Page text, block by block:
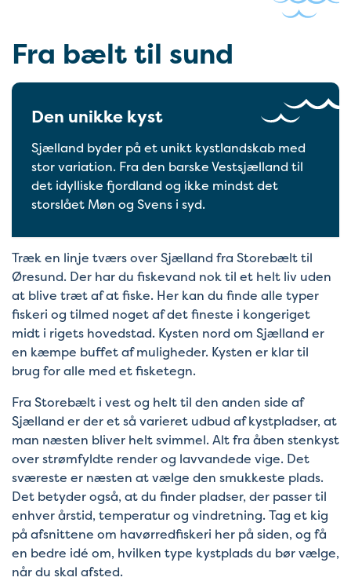
Fra bælt til sund
Den unikke kyst
Sjælland byder på et unikt kystlandskab med
stor variation. Fra den barske Vestsjælland til
det idylliske fjordland og ikke mindst det
storslået Møn og Svens i syd.
Træk en linje tværs over Sjælland fra Storebælt til
Øresund. Der har du fiskevand nok til et helt liv uden
at blive træt af at fiske. Her kan du finde alle typer
fiskeri og tilmed noget af det fineste i kongeriget
midt i rigets hovedstad. Kysten nord om Sjælland er
en kæmpe buffet af muligheder. Kysten er klar til
brug for alle med et fisketegn.
Fra Storebælt i vest og helt til den anden side af
Sjælland er der et så varieret udbud af kystpladser, at
man næsten bliver helt svimmel. Alt fra åben stenkyst
over strømfyldte render og lavvandede vige. Det
sværeste er næsten at vælge den smukkeste plads.
Det betyder også, at du finder pladser, der passer til
enhver årstid, temperatur og vindretning. Tag et kig
på afsnittene om havørredfiskeri her på siden, og få
en bedre idé om, hvilken type kystplads du bør vælge,
når du skal afsted.